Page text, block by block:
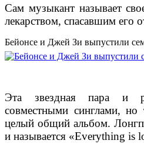
Сам музыкант называет
лекарством, спасавшим его
Бейонсе и Джей Зи выпустили
Эта звездная пара и
совместными синглами, но
целый общий альбом.
и называется «Everything is